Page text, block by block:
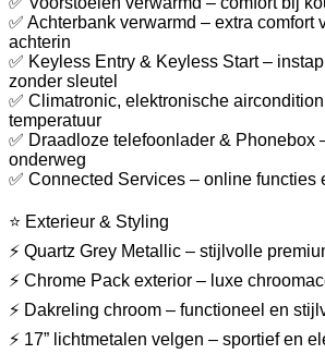
✅ Achterbank verwarmd – extra comfort
achterin
✅ Keyless Entry & Keyless Start –
zonder sleutel
✅ Climatronic, elektronische
temperatuur
✅ Draadloze telefoonlader & Phonebox
onderweg
✅ Connected Services – online functies
⭐ Exterieur & Styling
⚡ Quartz Grey Metallic – stijlvolle
⚡ Chrome Pack exterior – luxe
⚡ Dakreling chroom – functioneel en
⚡ 17” lichtmetalen velgen – sportief en